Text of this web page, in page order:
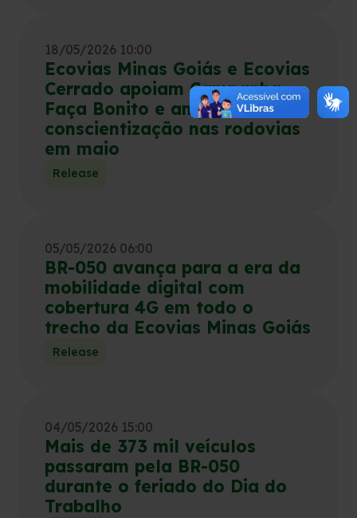
18/05/2026 10:00
Ecovias Minas Goiás e Ecovias
Cerrado apoiam Campanha
Faça Bonito e amplia
conscientização nas rodovias
em maio
Release
05/05/2026 06:00
BR-050 avança para a era da
mobilidade digital com
cobertura 4G em todo o
trecho da Ecovias Minas Goiás
Release
04/05/2026 15:00
Mais de 373 mil veículos
passaram pela BR-050
durante o feriado do Dia do
Trabalho